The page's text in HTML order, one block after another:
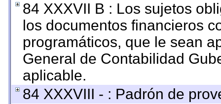
84 XXXVII B : Los sujetos
los documentos financieros
programáticos, que le sean
General de Contabilidad
aplicable.
84 XXXVIII - : Padrón de